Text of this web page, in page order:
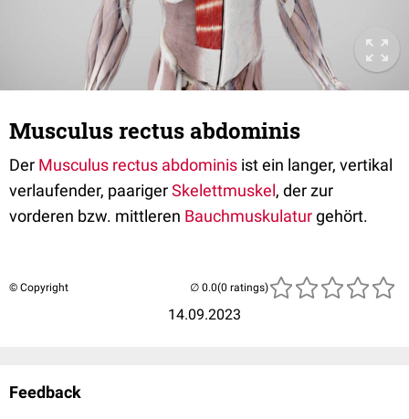
Musculus rectus abdominis
Der Musculus rectus abdominis ist ein langer, vertikal
verlaufender, paarigerSkelettmuskel, der zur
vorderen bzw. mittleren Bauchmuskulaturgehört.
© Copyright
14.09.2023
(0 ratings)
Feedback